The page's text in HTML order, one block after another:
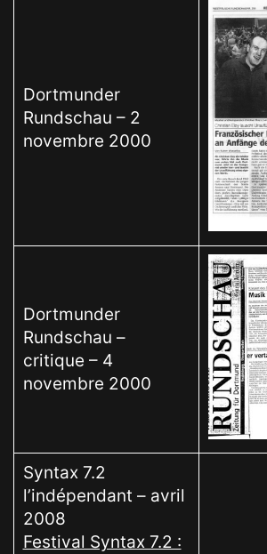
Dortmunder
Rundschau – 2
novembre 2000
Dortmunder
Rundschau –
critique – 4
novembre 2000
Syntax 7.2
l’indépendant – avril
2008
Festival Syntax 7.2 :